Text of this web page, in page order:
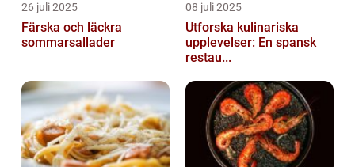
26 juli 2025
Färska och läckra
sommarsallader
08 juli 2025
Utforska kulinariska
upplevelser: En spansk
restau...